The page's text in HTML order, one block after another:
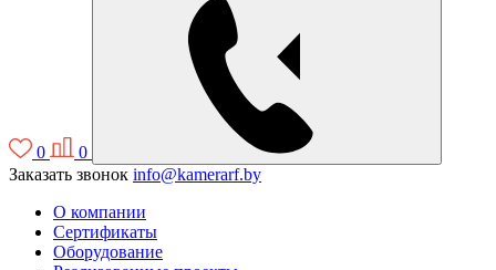
0
0
Заказать звонок info@kamerarf.by
О компании
Сертификаты
Оборудование